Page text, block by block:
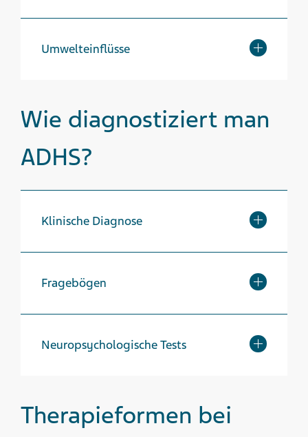
Umwelteinflüsse
Wie diagnostiziert man
ADHS?
Klinische Diagnose
Fragebögen
Neuropsychologische Tests
Therapieformen bei